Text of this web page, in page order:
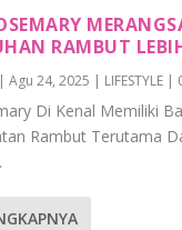
RAMBUT
|Agu 24, 2025 | LIFESTYLE |
Di Kenal Memiliki
Rambut Terutama